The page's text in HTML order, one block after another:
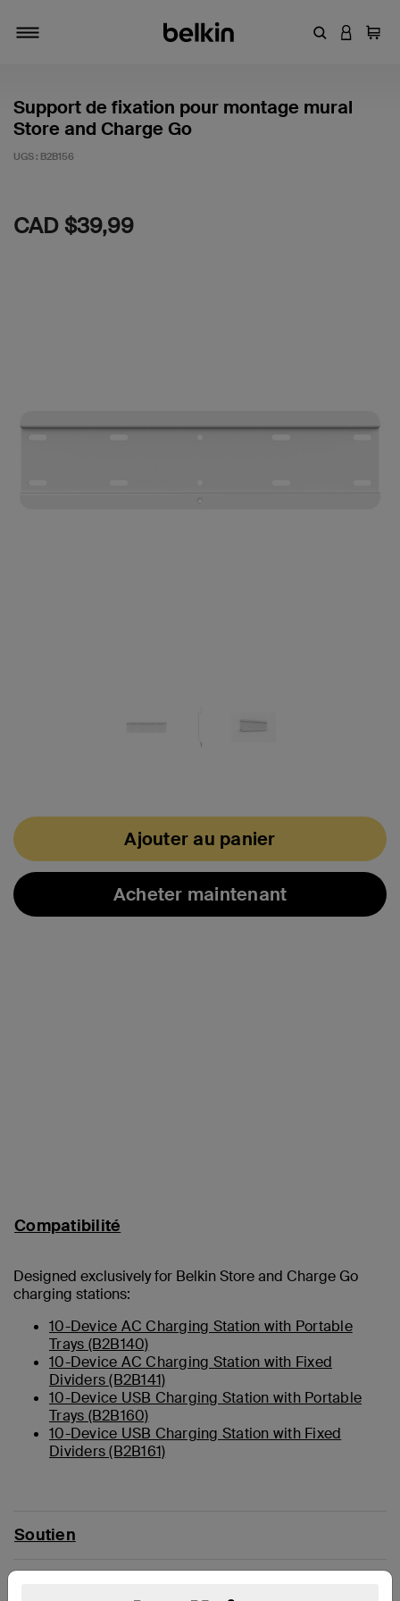
Entrez un
Support de fixation pour montage mural
Store and Charge Go
UGS : B2B156
CAD $39,99
Ajouter au panier
Acheter maintenant
Compatibilité
Designed exclusively for Belkin Store and Charge Go
charging stations:
10-Device AC Charging Station with Portable
Trays (B2B140)
10-Device AC Charging Station with Fixed
Dividers (B2B141)
10-Device USB Charging Station with Portable
Trays (B2B160)
10-Device USB Charging Station with Fixed
Dividers (B2B161)
Soutien